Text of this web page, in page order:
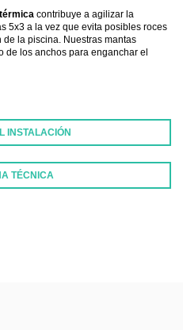
contribuye a agilizar la
5x3 a la vez que evita posibles roces
la piscina. Nuestras mantas
de los anchos para enganchar el
INSTALACIÓN
TÉCNICA